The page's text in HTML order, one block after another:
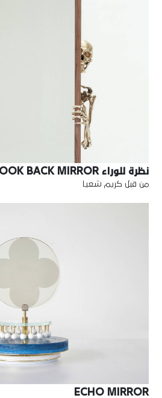
نظرة للوراء LOOK BACK MIRROR
من قبل كريم شعيا
ECHO MIRROR